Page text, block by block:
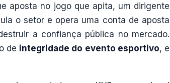
aposta no jogo que apita, um dirigente
o setor e opera uma conta de aposta
a confiança pública no mercado.
de integridade do evento esportivo, e